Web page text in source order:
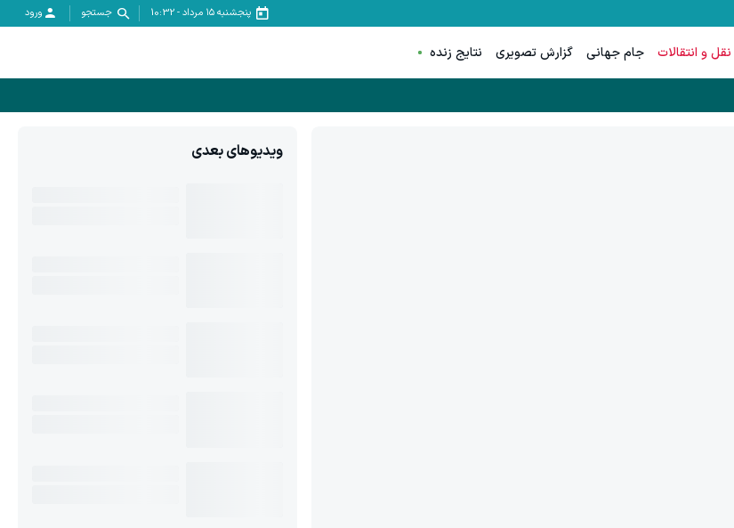
پنجشنبه ۱۵ مرداد -
10:32 جستجو ورود
نقل و انتقالات جام جهانی گزارش تصویری نتایج زنده
ویدیوهای بعدی